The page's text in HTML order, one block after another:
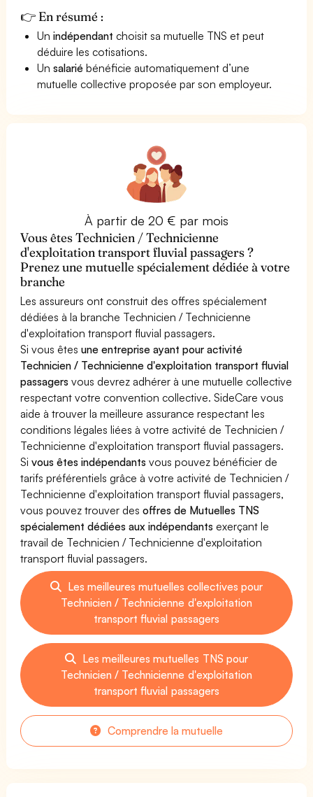
👉 En résumé :
Unindépendant choisit sa mutuelle TNS et peut
déduire les cotisations.
Unsalarié bénéficie automatiquement d’une
mutuelle collective proposée par son employeur.
À partir de 20 € par mois
Vous êtes Technicien / Technicienne
d'exploitation transport fluvial passagers ?
Prenez une mutuelle spécialement dédiée à votre
branche
Les assureurs ont construit des offres spécialement
dédiées à la branche Technicien / Technicienne
d'exploitation transport fluvial passagers.
Si vous êtesune entreprise ayant pour activité
Technicien / Technicienne d'exploitation transport fluvial
passagers vous devrez adhérer à une mutuelle collective
respectant votre convention collective. SideCare vous
aide à trouver la meilleure assurance respectant les
conditions légales liées à votre activité de Technicien /
Technicienne d'exploitation transport fluvial passagers.
Sivous êtes indépendants vous pouvez bénéficier de
tarifs préférentiels grâce à votre activité de Technicien /
Technicienne d'exploitation transport fluvial passagers,
vous pouvez trouver desoffres de Mutuelles TNS
spécialement dédiées aux indépendants exerçant le
travail de Technicien / Technicienne d'exploitation
transport fluvial passagers.
Les meilleures mutuelles collectives pour
Technicien / Technicienne d'exploitation
transport fluvial passagers
Les meilleures mutuelles TNS pour
Technicien / Technicienne d'exploitation
transport fluvial passagers
Comprendre la mutuelle